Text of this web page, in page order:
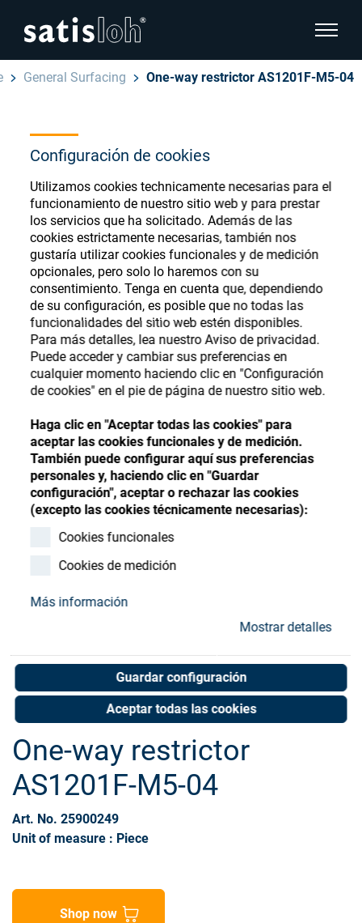
Configuración de cookies
Utilizamos cookies technicamente necesarias para el
funcionamiento de nuestro sitio web y para prestar
los servicios que ha solicitado. Además de las
cookies estrictamente necesarias, también nos
gustaría utilizar cookies funcionales y de medición
opcionales, pero solo lo haremos con su
consentimiento. Tenga en cuenta que, dependiendo
de su configuración, es posible que no todas las
funcionalidades del sitio web estén disponibles.
Para más detalles, lea nuestro Aviso de privacidad.
Puede acceder y cambiar sus preferencias en
cualquier momento haciendo clic en "Configuración
de cookies" en el pie de página de nuestro sitio web.
Haga clic en "Aceptar todas las cookies" para
aceptar las cookies funcionales y de medición.
También puede configurar aquí sus preferencias
personales y, haciendo clic en "Guardar
configuración", aceptar o rechazar las cookies
(excepto las cookies técnicamente necesarias):
Cookies funcionales
Cookies de medición
Más información
Mostrar detalles
Guardar configuración
Aceptar todas las cookies
show
Español
Oftálmica
Óptica de Precisión
Quiénes Somos
Carrera
Contacto
Store
hide page navigation
Deutsch
汉语
Français
General Surfacing One-way restrictor AS1201F-M5-04
Ophthalmic Consumables
Store
Register or Sign-in to access your accounts
and explore our wide range of ophthalmic
consumables
Register Sign-In
One-way restrictor
AS1201F-M5-04
Art. No. 25900249
Unit of measure : Piece
Shop now